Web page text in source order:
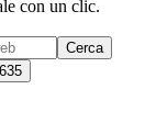
con un clic.